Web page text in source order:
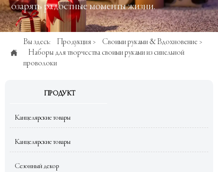
озарять радостные моменты жизни.

Вы здесь: Продукция > Своими руками & Вдохновение >
Наборы для творчества своими руками из синельной
проволоки
ПРОДУКТ
Канцелярские товары
Канцелярские товары
Сезонный декор